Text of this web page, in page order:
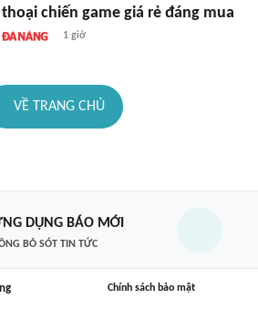
thoại chiến game giá rẻ đáng mua
1 giờ
VỀ TRANG CHỦ
DỤNG BÁO MỚI
BỎ SÓT TIN TỨC
Chính sách bảo mật